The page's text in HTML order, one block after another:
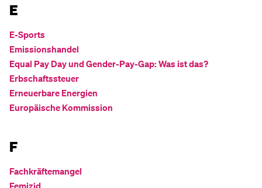
E
E-Sports
Emissionshandel
Equal Pay Day und Gender-Pay-Gap: Was ist das?
Erbschaftssteuer
Erneuerbare Energien
Europäische Kommission
F
Fachkräftemangel
Femizid